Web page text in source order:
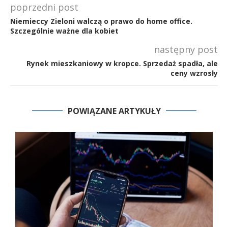
poprzedni post
Niemieccy Zieloni walczą o prawo do home office.
Szczególnie ważne dla kobiet
następny post
Rynek mieszkaniowy w kropce. Sprzedaż spadła, ale
ceny wzrosły
POWIĄZANE ARTYKUŁY